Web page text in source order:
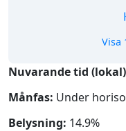
Visa
Nuvarande tid
Månfas: Under
Belysning: 14.9%